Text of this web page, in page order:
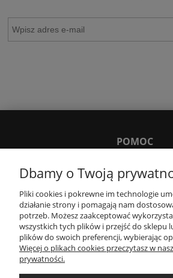
POMOC
MOJE KONTO
PŁATNOŚCI I
KONTAKT
Dbamy o Twoją
Pliki cookies i pokrewne im technologie
działanie strony i pomagają nam
potrzeb. Możesz zaakceptować
wszystkich tych plików i przejść do sklepu
plików do swoich preferencji, wybierając
Więcej o plikach cookies przeczytasz w
prywatności.